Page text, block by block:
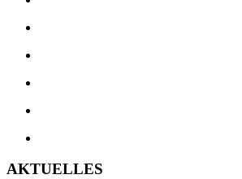
AKTUELLES